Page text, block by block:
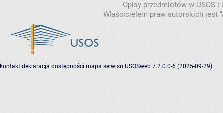
Opisy przedmiotów w USOS
Właścicielem praw autorskich jest
kontakt deklaracja dostępności mapa serwisu USOSweb 7.2.0.0-6 (2025-09-29)